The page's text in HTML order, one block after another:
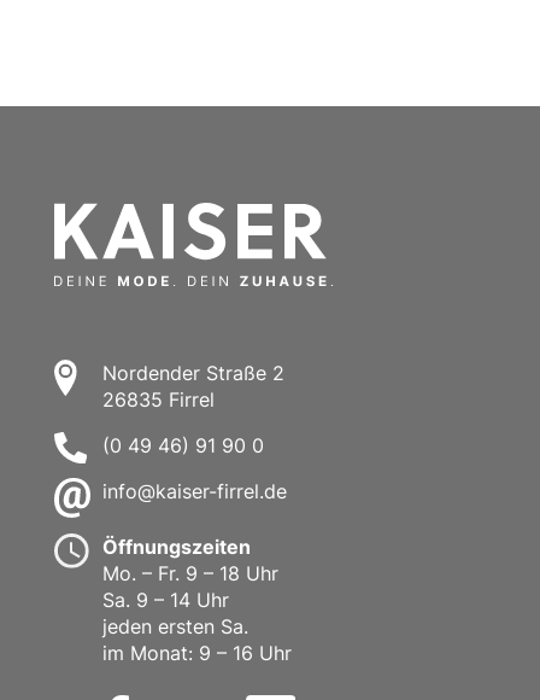
Nordender Straße 2
26835 Firrel
(0 49 46) 91 90 0
info@kaiser-firrel.de
Öffnungszeiten
Mo. – Fr. 9 – 18 Uhr
Sa. 9 – 14 Uhr
jeden ersten Sa.
im Monat: 9 – 16 Uhr